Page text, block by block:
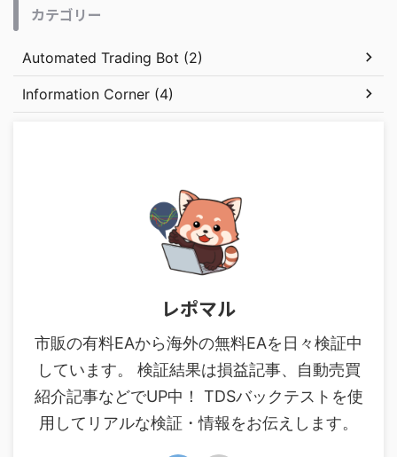
カテゴリー
Automated Trading Bot (2)
Information Corner (4)
レポマル
市販の有料EAから海外の無料EAを日々検証中
しています。 検証結果は損益記事、自動売買
紹介記事などでUP中！ TDSバックテストを使
用してリアルな検証・情報をお伝えします。